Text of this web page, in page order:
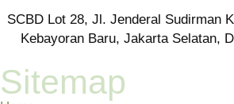
SCBD Lot 28, Jl. Jenderal Sudirman
Kebayoran Baru, Jakarta Selatan,
Sitemap